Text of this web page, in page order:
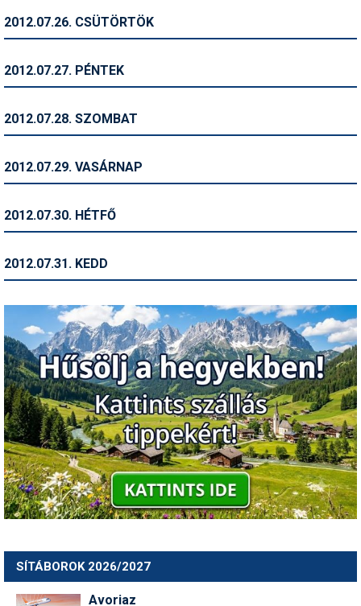
Utazási tippek
Védőfelszerelés
2012.07.26. CSÜTÖRTÖK
2012.07.27. PÉNTEK
2012.07.28. SZOMBAT
2012.07.29. VASÁRNAP
2012.07.30. HÉTFŐ
2012.07.31. KEDD
SÍTÁBOROK 2026/2027
Avoriaz